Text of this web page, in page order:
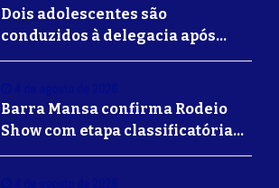
Dois adolescentes são
conduzidos à delegacia após
suposta agressão a idoso em
Barra Mansa confirma Rodeio
Show com etapa classificatória
para Barretos e grandes nomes